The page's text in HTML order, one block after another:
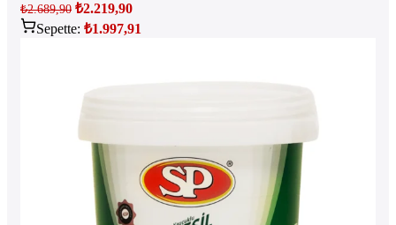
₺2.689,90 ₺2.219,90
Sepette: ₺1.997,91